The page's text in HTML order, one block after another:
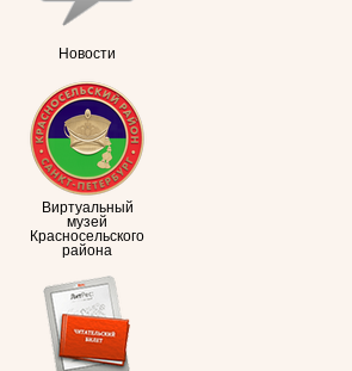
Новости
Виртуальный
музей
Красносельского
района